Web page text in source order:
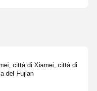
città di Xiamei, città di
del Fujian